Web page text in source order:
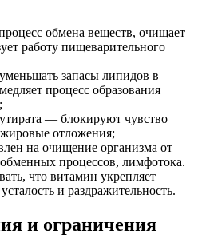
обмена веществ, очищает
работу пищеварительного
запасы липидов в
процесс образования
— блокируют чувство
отложения;
на очищение организма от
процессов, лимфотока.
что витамин укрепляет
и раздражительность.
и ограничения